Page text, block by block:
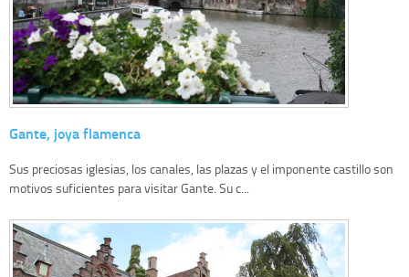
Gante, joya flamenca
Sus preciosas iglesias, los canales, las plazas y el imponente castillo son
motivos suficientes para visitar Gante. Su c...